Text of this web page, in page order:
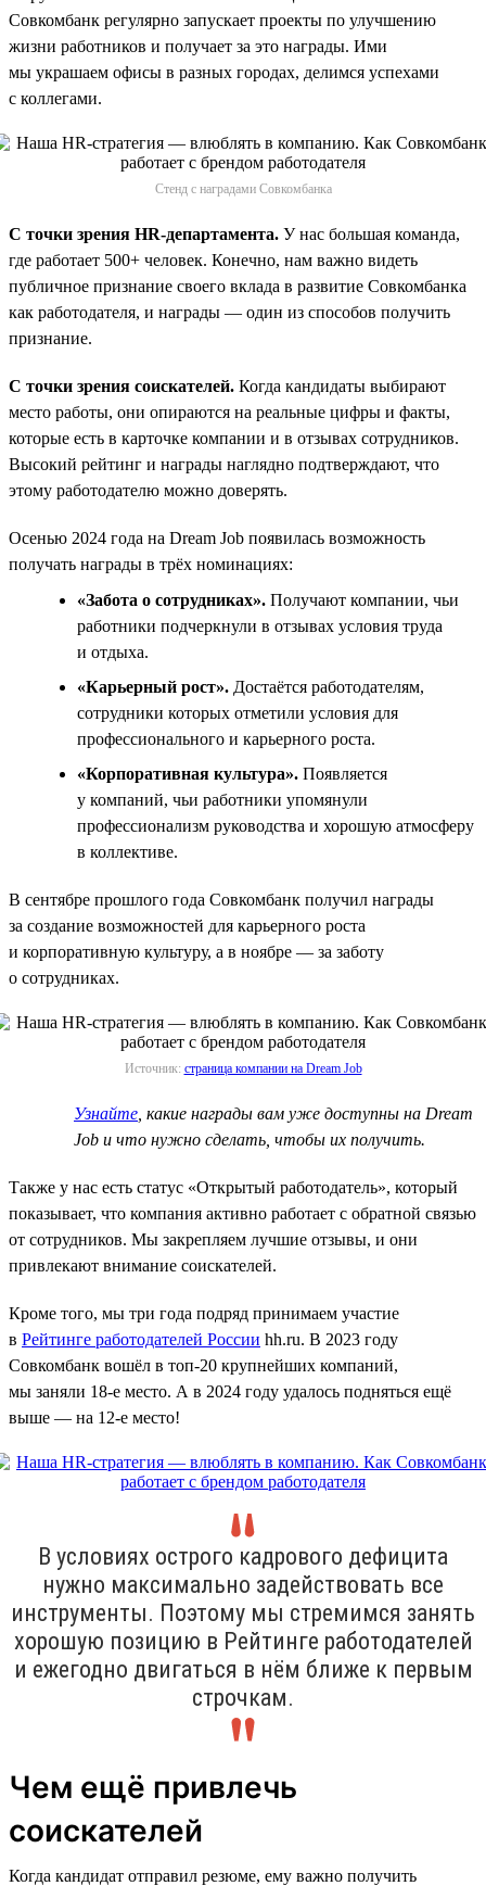
Совкомбанк регулярно запускает проекты по улучшению
жизни работников и получает за это награды. Ими
мы украшаем офисы в разных городах, делимся успехами
с коллегами.
Стенд с наградами Совкомбанка
С точки зрения HR-департамента. У нас большая команда,
где работает 500+ человек. Конечно, нам важно видеть
публичное признание своего вклада в развитие Совкомбанка
как работодателя, и награды — один из способов получить
признание.
С точки зрения соискателей. Когда кандидаты выбирают
место работы, они опираются на реальные цифры и факты,
которые есть в карточке компании и в отзывах сотрудников.
Высокий рейтинг и награды наглядно подтверждают, что
этому работодателю можно доверять.
Осенью 2024 года на Dream Job появилась возможность
получать награды в трёх номинациях:
«Забота о сотрудниках». Получают компании, чьи
работники подчеркнули в отзывах условия труда
и отдыха.
«Карьерный рост». Достаётся работодателям,
сотрудники которых отметили условия для
профессионального и карьерного роста.
«Корпоративная культура». Появляется
у компаний, чьи работники упомянули
профессионализм руководства и хорошую атмосферу
в коллективе.
В сентябре прошлого года Совкомбанк получил награды
за создание возможностей для карьерного роста
и корпоративную культуру, а в ноябре — за заботу
о сотрудниках.
Источник: страница компании на Dream Job
Узнайте , какие награды вам уже доступны на Dream
Job и что нужно сделать, чтобы их получить.
Также у нас есть статус «Открытый работодатель», который
показывает, что компания активно работает с обратной связью
от сотрудников. Мы закрепляем лучшие отзывы, и они
привлекают внимание соискателей.
Кроме того, мы три года подряд принимаем участие
в Рейтинге работодателей России hh.ru. В 2023 году
Совкомбанк вошёл в топ-20 крупнейших компаний,
мы заняли 18-е место. А в 2024 году удалось подняться ещё
выше — на 12-е место!
В условиях острого кадрового дефицита
нужно максимально задействовать все
инструменты. Поэтому мы стремимся занять
хорошую позицию в Рейтинге работодателей
и ежегодно двигаться в нём ближе к первым
строчкам.
Чем ещё привлечь
соискателей
Когда кандидат отправил резюме, ему важно получить